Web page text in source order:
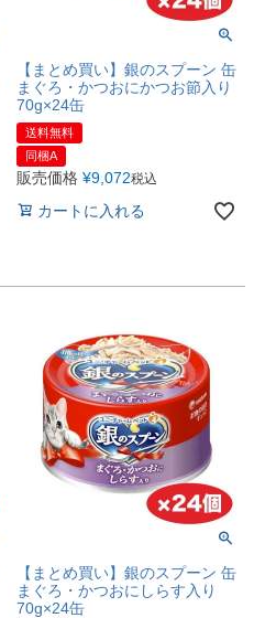
【まとめ買い】銀のスプーン 缶
まぐろ・かつおにかつお節入り
70g×24缶
送料無料
同梱A
販売価格 ¥9,072税込
カートに入れる
【まとめ買い】銀のスプーン 缶
まぐろ・かつおにしらす入り
70g×24缶